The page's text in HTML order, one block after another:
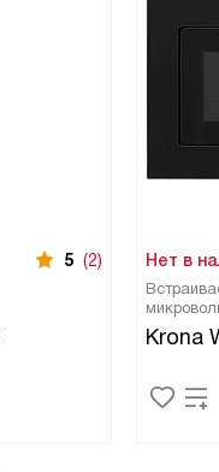
5 (2) Нет в
Krona